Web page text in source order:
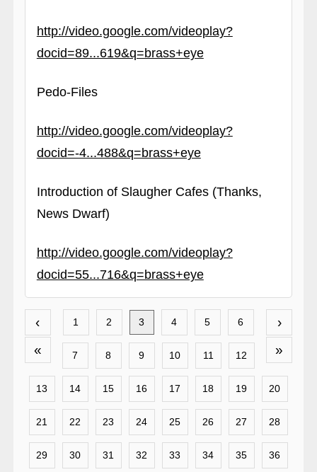
http://video.google.com/videoplay?
docid=89...619&q=brass+eye
Pedo-Files
http://video.google.com/videoplay?
docid=-4...488&q=brass+eye
Introduction of Slaugher Cafes (Thanks,
News Dwarf)
http://video.google.com/videoplay?
docid=55...716&q=brass+eye
‹
«
›
»
1 2 3 4 5 6
7 8 9 10 11 12
13 14 15 16 17 18 19 20
21 22 23 24 25 26 27 28
29 30 31 32 33 34 35 36